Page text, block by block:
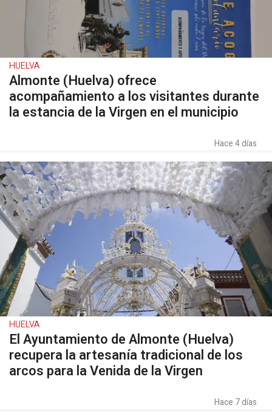
HUELVA
Almonte (Huelva) ofrece
acompañamiento a los visitantes durante
la estancia de la Virgen en el municipio
Hace 4 días
HUELVA
El Ayuntamiento de Almonte (Huelva)
recupera la artesanía tradicional de los
arcos para la Venida de la Virgen
Hace 7 días